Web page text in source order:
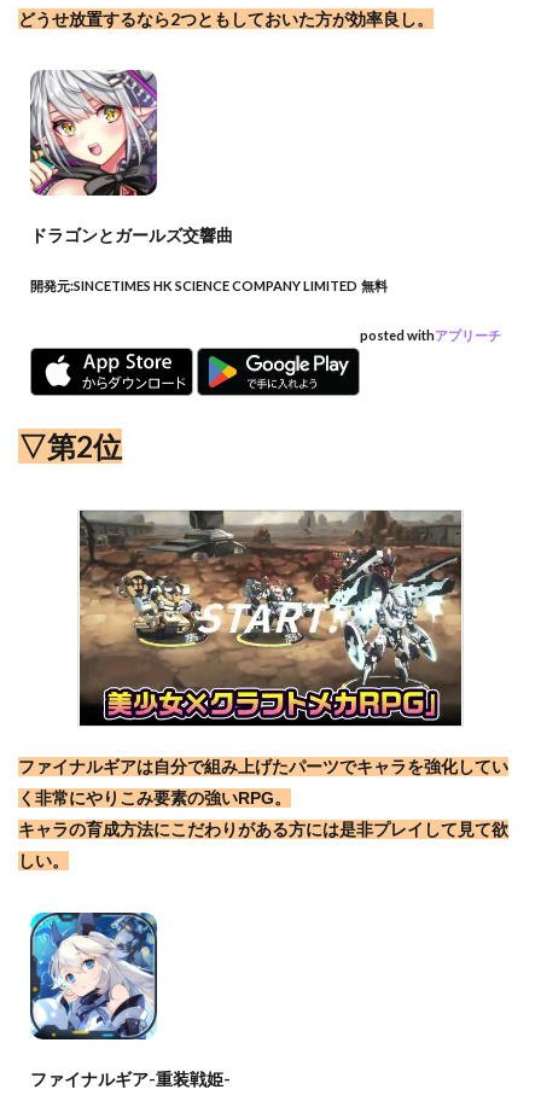
どうせ放置するなら2つともしておいた方が効率良し。
ドラゴンとガールズ交響曲
開発元:SINCETIMES HK SCIENCE COMPANY LIMITED 無料
posted withアプリーチ
▽第2位
ファイナルギアは自分で組み上げたパーツでキャラを強化してい
く非常にやりこみ要素の強いRPG。
キャラの育成方法にこだわりがある方には是非プレイして見て欲
しい。
ファイナルギア-重装戦姫-